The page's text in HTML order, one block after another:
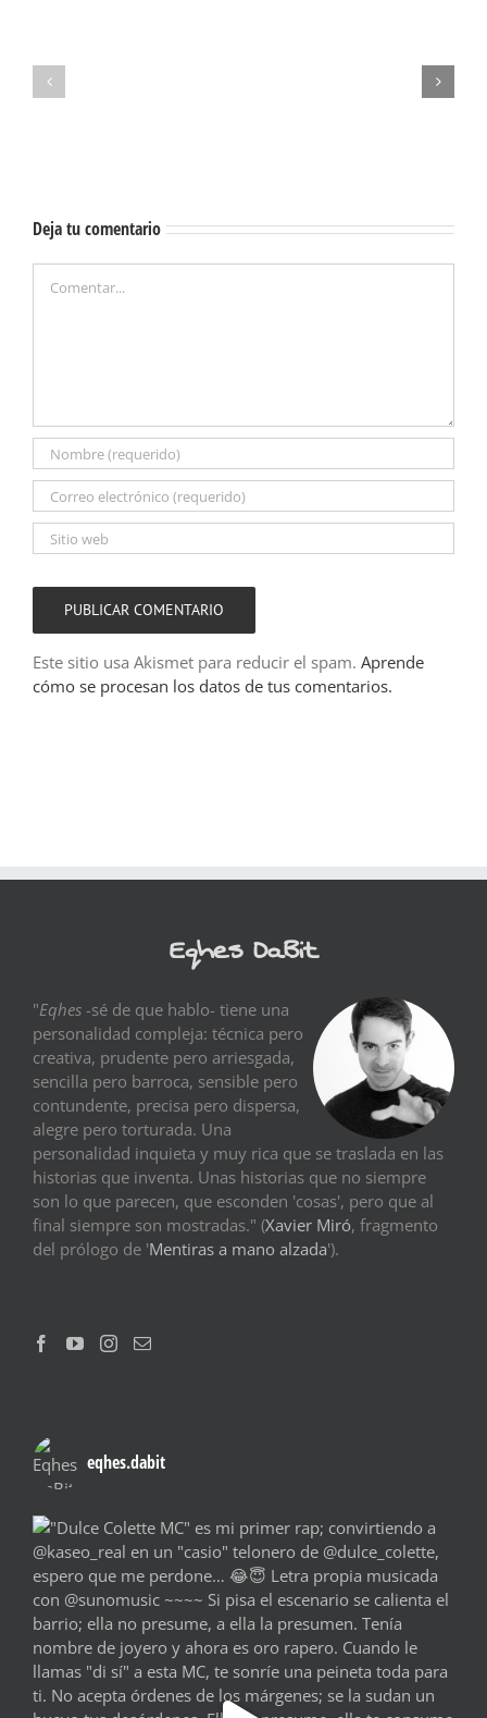
Deja tu comentario
Este sitio usa Akismet para reducir el spam. Aprende
cómo se procesan los datos de tus comentarios.
Eqhes DaBit
"Eqhes -sé de que hablo- tiene una
personalidad compleja: técnica pero
creativa, prudente pero arriesgada,
sencilla pero barroca, sensible pero
contundente, precisa pero dispersa,
alegre pero torturada. Una
personalidad inquieta y muy rica que se traslada en las
historias que inventa. Unas historias que no siempre
son lo que parecen, que esconden 'cosas', pero que al
final siempre son mostradas." (Xavier Miró, fragmento
del prólogo de 'Mentiras a mano alzada').
eqhes.dabit